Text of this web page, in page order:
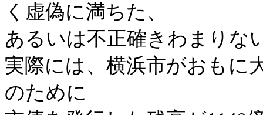
く虚偽に満ちた、
あるいは不正確きわまりな
実際には、横浜市がおもに
のために